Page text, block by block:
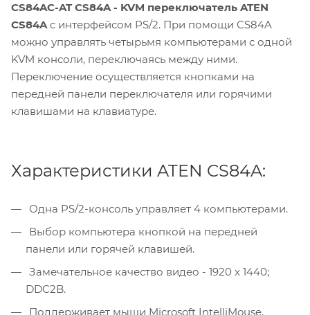
CS84AC-AT CS84A - KVM переключатель ATEN
CS84Aс интерфейсом PS/2. При помощи CS84A
можно управлять четырьмя компьютерами с одной
KVM консоли, переключаясь между ними.
Переключение осуществляется кнопками на
передней панели переключателя или горячими
клавишами на клавиатуре.
Характеристики ATEN CS84A:
Одна PS/2-консоль управляет 4 компьютерами.
Выбор компьютера кнопкой на передней
панели или горячей клавишей.
Замечательное качество видео - 1920 x 1440;
DDC2B.
Поддерживает мыши Microsoft IntelliMouse,